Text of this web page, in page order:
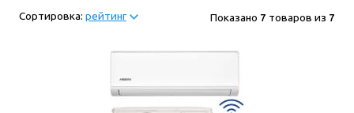
Сортировка: рейтинг Показано 7 товаров из 7